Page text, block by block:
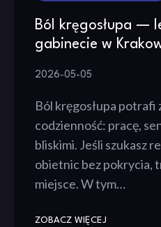
Ból kręgosłupa —
gabinecie w
2026-05-05
Ból kręgosłupa potrafi
codzienność: pracę,
bliskimi. Jeśli szukasz
obietnic bez pokrycia,
miejsce. W tym…
ZOBACZ WIĘCEJ